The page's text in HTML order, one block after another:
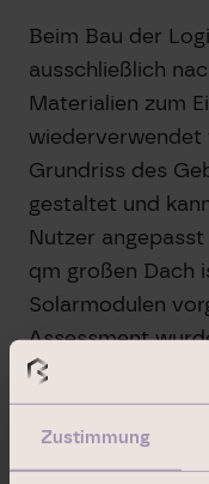
Zustimmung
Beim Bau der
ausschließlich
Materialien zum
wiederverwendet
Grundriss des
gestaltet und
Nutzer
qm großen Dach
Solarmodulen
Assessment
„Very Good“
Das